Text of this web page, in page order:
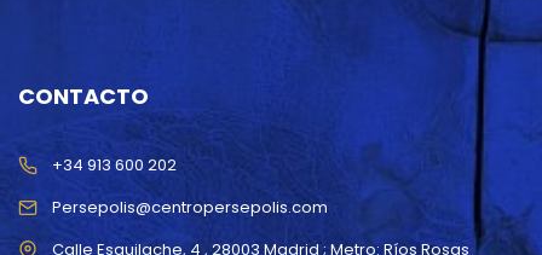
CONTACTO
Persepolis@centropersepolis.com
+34 913 600 202